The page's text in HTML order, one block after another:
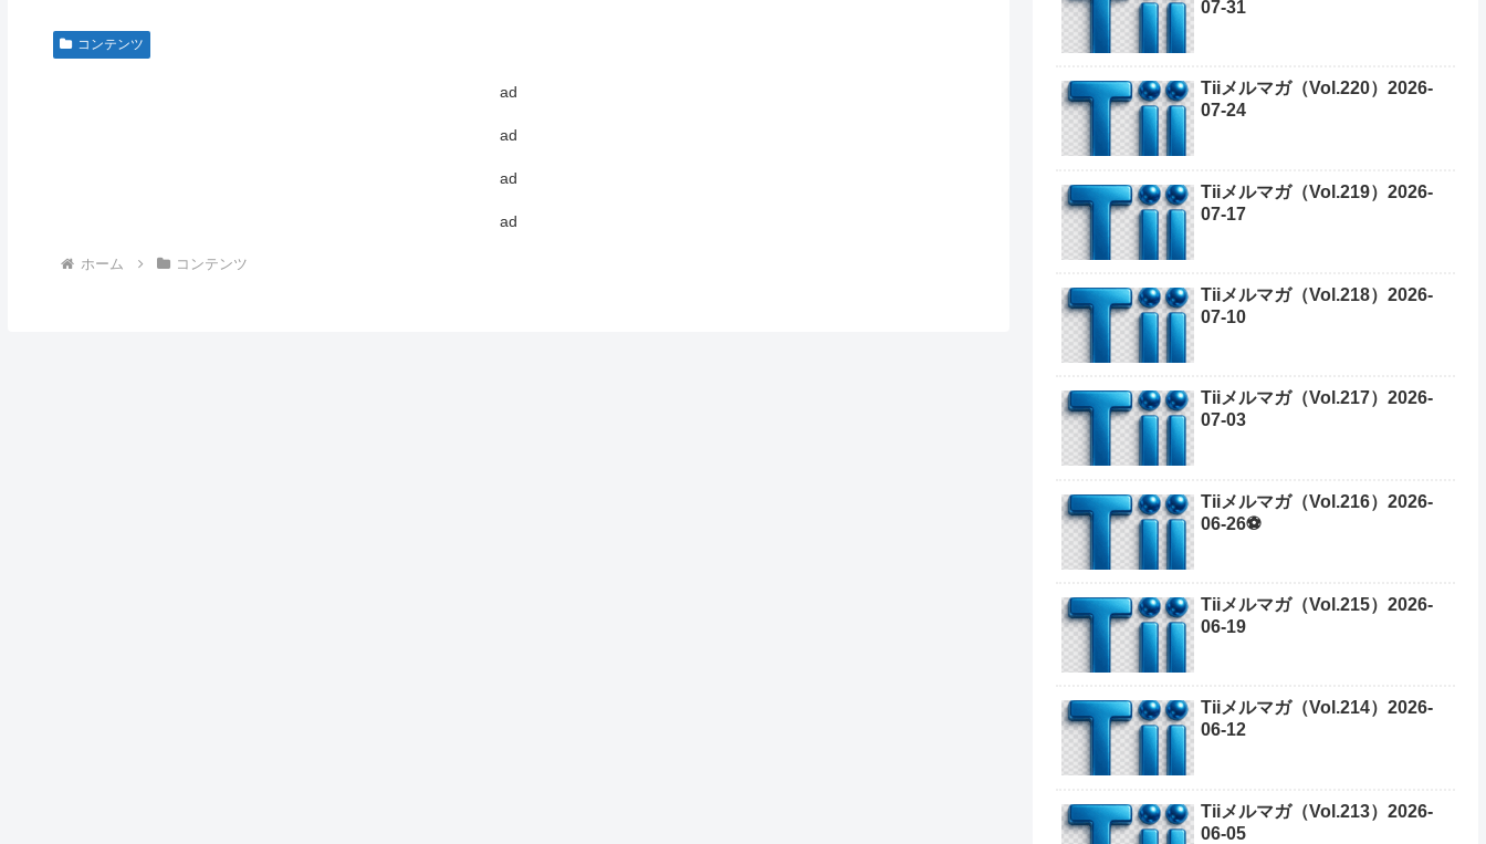
コンテンツ
ad
ad
ad
ad
ホーム コンテンツ
07-31
Tiiメルマガ（Vol.220）2026-
07-24
Tiiメルマガ（Vol.219）2026-
07-17
Tiiメルマガ（Vol.218）2026-
07-10
Tiiメルマガ（Vol.217）2026-
07-03
Tiiメルマガ（Vol.216）2026-
06-26⚽
Tiiメルマガ（Vol.215）2026-
06-19
Tiiメルマガ（Vol.214）2026-
06-12
Tiiメルマガ（Vol.213）2026-
06-05